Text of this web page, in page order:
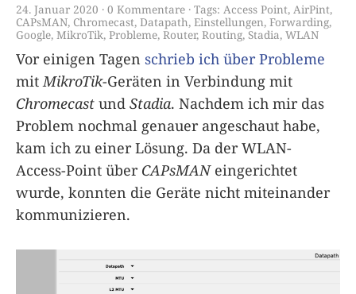
24. Januar 2020 0 Kommentare Tags: Access Point, AirPint,
CAPsMAN, Chromecast, Datapath, Einstellungen, Forwarding,
Google, MikroTik, Probleme, Router, Routing, Stadia, WLAN
Vor einigen Tagen schrieb ich über Probleme
mit MikroTik-Geräten in Verbindung mit
Chromecast und Stadia. Nachdem ich mir das
Problem nochmal genauer angeschaut habe,
kam ich zu einer Lösung. Da der WLAN-
Access-Point über CAPsMANeingerichtet
wurde, konnten die Geräte nicht miteinander
kommunizieren.